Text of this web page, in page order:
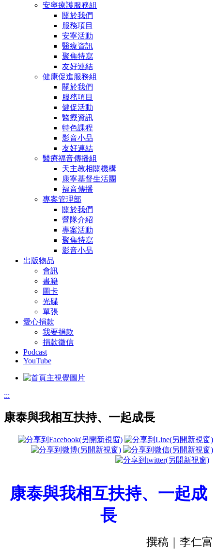
安寧療護服務組
關於我們
服務項目
安寧活動
醫療資訊
聚焦特寫
友好連結
健康促進服務組
關於我們
服務項目
健促活動
醫療資訊
特色課程
影音小品
友好連結
醫療福音傳播組
天主教相關機構
康寧基督生活團
福音傳播
專案管理部
關於我們
營隊介紹
專案活動
聚焦特寫
影音小品
出版物品
會訊
書籍
圖卡
光碟
單張
愛心捐款
我要捐款
捐款徵信
Podcast
YouTube
:::
康泰與我相互扶持、一起成長
康泰與我相互扶持、一起成
長
撰稿｜李仁富